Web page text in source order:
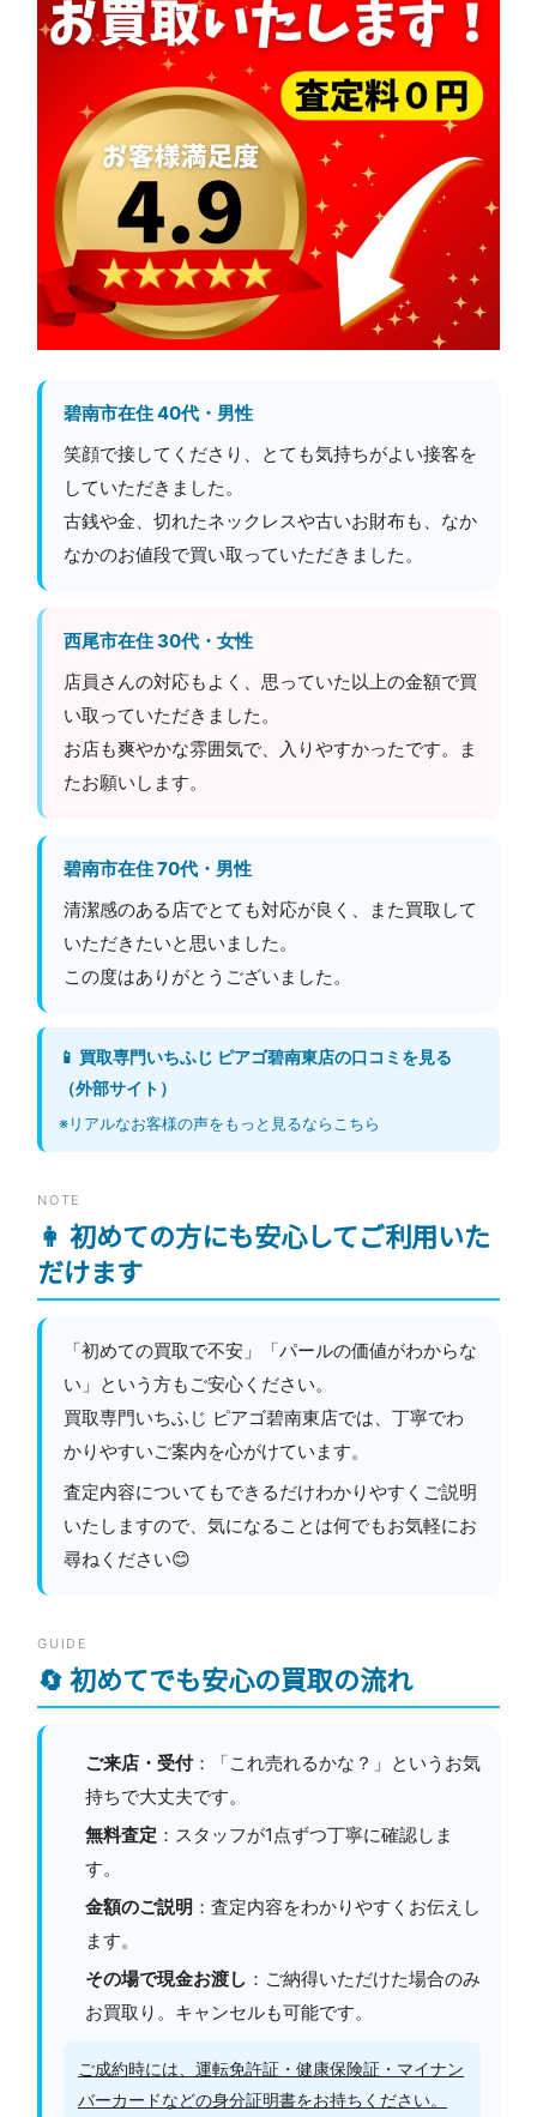
碧南市在住 40代・男性
笑顔で接してくださり、とても気持ちがよい接客を
していただきました。
古銭や金、切れたネックレスや古いお財布も、なか
なかのお値段で買い取っていただきました。
西尾市在住 30代・女性
店員さんの対応もよく、思っていた以上の金額で買
い取っていただきました。
お店も爽やかな雰囲気で、入りやすかったです。ま
たお願いします。
碧南市在住 70代・男性
清潔感のある店でとても対応が良く、また買取して
いただきたいと思いました。
この度はありがとうございました。
📱 買取専門いちふじ ピアゴ碧南東店の口コミを見る
（外部サイト）
※リアルなお客様の声をもっと見るならこちら
NOTE
👩 初めての方にも安心してご利用いた
だけます
「初めての買取で不安」「パールの価値がわからな
い」という方もご安心ください。
買取専門いちふじ ピアゴ碧南東店では、丁寧でわ
かりやすいご案内を心がけています。
査定内容についてもできるだけわかりやすくご説明
いたしますので、気になることは何でもお気軽にお
尋ねください😊
GUIDE
🔄 初めてでも安心の買取の流れ
ご来店・受付：「これ売れるかな？」というお気
持ちで大丈夫です。
無料査定 ：スタッフが1点ずつ丁寧に確認しま
す。
金額のご説明 ：査定内容をわかりやすくお伝えし
ます。
その場で現金お渡し ：ご納得いただけた場合のみ
お買取り。キャンセルも可能です。
ご成約時には、運転免許証・健康保険証・マイナン
バーカードなどの身分証明書をお持ちください。